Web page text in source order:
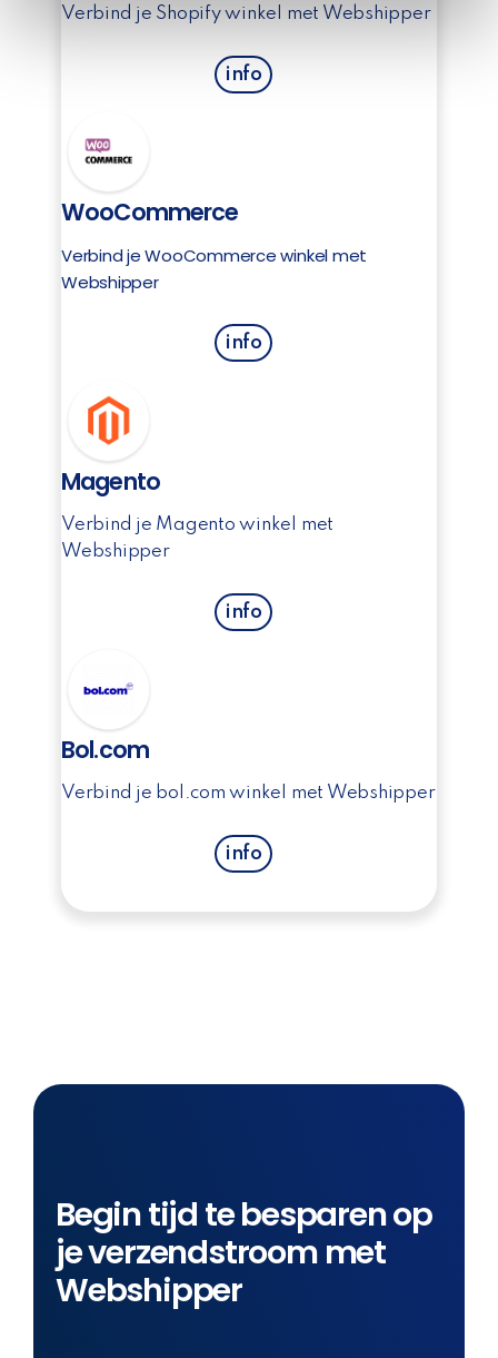
of their services.
Verbind je Shopify winkel met Webshipper
info
WooCommerce
Verbind je WooCommerce winkel met
Webshipper
info
Magento
Verbind je Magento winkel met
Webshipper
info
Bol.com
Verbind je bol.com winkel met Webshipper
info
Begin tijd te besparen op
je verzendstroom met
Webshipper